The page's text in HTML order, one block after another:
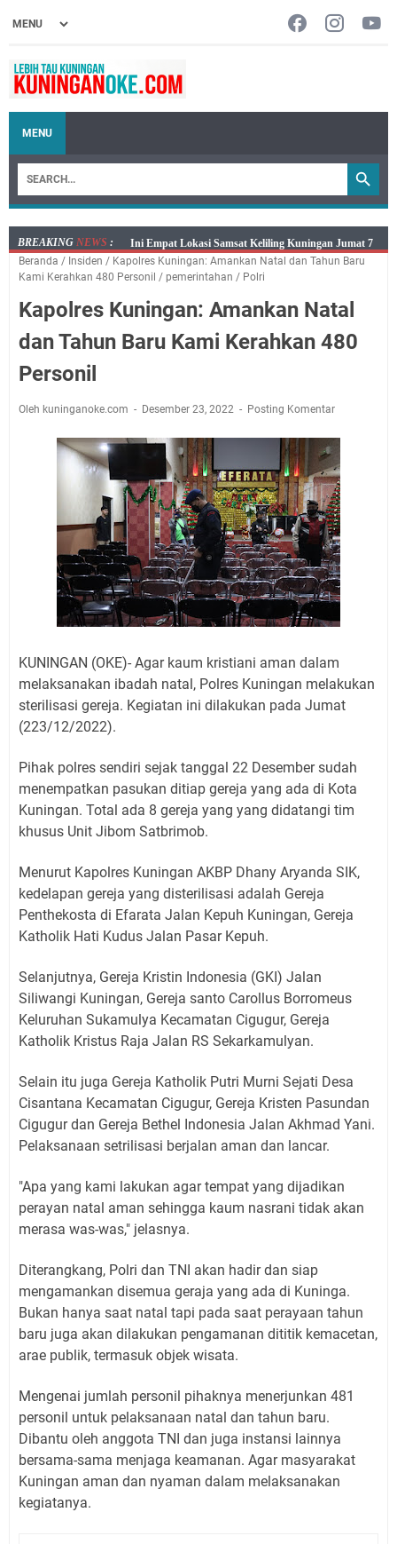
MENU
BREAKING NEWS :
Jumat 7 Agustus 2026 Mobil SIM Keliling Ada di
Kecamatan Sindangagung
Dicabut Dari Hidupmu, Kamu Akan Tetap Berjalan
Kelaparan Meskipun Memiliki Sekarung Penuh Uang
Sangat Seru
Warga Mulai Kesulitan Air Bersih Akibat Kekeringan,
Polres Kuningan dan PAM Tirta Kamuning Salurakan
12 Ribu Liter
Uniku Jadi Tuan Rumah Pendampingan Penyusunan
Dokumen SPMI
Sudahkah Kita Merdeka Dari Hawa Nafsu?
Info Sembako di Pasar Kepuh Kuningan Kamis 6
Agustus 2026, Daging Naik, Telur Turun
2026 Ada Tiga, Tapi yang Bakal Dihadiri Hanya Satu
Ini Empat Lokasi Samsat Keliling Kuningan Jumat 7
Agustus 2026
Beranda / Insiden / Kapolres Kuningan: Amankan Natal dan Tahun Baru
Kami Kerahkan 480 Personil / pemerintahan / Polri
Kapolres Kuningan: Amankan Natal
dan Tahun Baru Kami Kerahkan 480
Personil
Oleh kuninganoke.com Desember 23, 2022 Posting Komentar
KUNINGAN (OKE)- Agar kaum kristiani aman dalam
melaksanakan ibadah natal, Polres Kuningan melakukan
sterilisasi gereja. Kegiatan ini dilakukan pada Jumat
(223/12/2022).
Pihak polres sendiri sejak tanggal 22 Desember sudah
menempatkan pasukan ditiap gereja yang ada di Kota
Kuningan. Total ada 8 gereja yang yang didatangi tim
khusus Unit Jibom Satbrimob.
Menurut Kapolres Kuningan AKBP Dhany Aryanda SIK,
kedelapan gereja yang disterilisasi adalah Gereja
Penthekosta di Efarata Jalan Kepuh Kuningan, Gereja
Katholik Hati Kudus Jalan Pasar Kepuh.
Selanjutnya, Gereja Kristin Indonesia (GKI) Jalan
Siliwangi Kuningan, Gereja santo Carollus Borromeus
Keluruhan Sukamulya Kecamatan Cigugur, Gereja
Katholik Kristus Raja Jalan RS Sekarkamulyan.
Selain itu juga Gereja Katholik Putri Murni Sejati Desa
Cisantana Kecamatan Cigugur, Gereja Kristen Pasundan
Cigugur dan Gereja Bethel Indonesia Jalan Akhmad Yani.
Pelaksanaan setrilisasi berjalan aman dan lancar.
"Apa yang kami lakukan agar tempat yang dijadikan
perayan natal aman sehingga kaum nasrani tidak akan
merasa was-was," jelasnya.
Diterangkang, Polri dan TNI akan hadir dan siap
mengamankan disemua geraja yang ada di Kuninga.
Bukan hanya saat natal tapi pada saat perayaan tahun
baru juga akan dilakukan pengamanan dititik kemacetan,
arae publik, termasuk objek wisata.
Mengenai jumlah personil pihaknya menerjunkan 481
personil untuk pelaksanaan natal dan tahun baru.
Dibantu oleh anggota TNI dan juga instansi lainnya
bersama-sama menjaga keamanan. Agar masyarakat
Kuningan aman dan nyaman dalam melaksanakan
kegiatanya.